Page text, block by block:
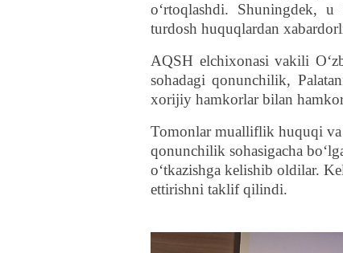
o‘rtoqlashdi. Shuningdek,
turdosh huquqlardan
AQSH elchixonasi vakili
sohadagi qonunchilik,
xorijiy hamkorlar bilan
Tomonlar mualliflik huquqi
qonunchilik sohasigacha
o‘tkazishga kelishib oldilar.
ettirishni taklif qilindi.